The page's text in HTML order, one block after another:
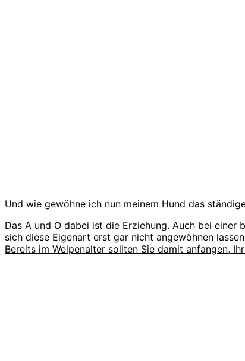
Und wie gewöhne ich nun meinem Hund das
Das A und O dabei ist die Erziehung. Auch bei einer
sich diese Eigenart erst gar nicht angewöhnen
Bereits im Welpenalter sollten Sie damit anfangen,